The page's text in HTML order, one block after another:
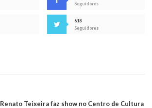
Seguidores
618
Seguidores
Renato Teixeira faz show no Centro de Cultura